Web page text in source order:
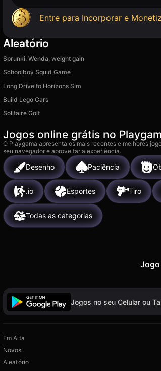
Entre para Incorporar e
Aleatório
Sprunki: Wenda, weight gain
Schoolboy Squid Game
Long Drive to Horizons Sim
Build Lego Cars
Solitaire Golf
Jogos online grátis no
O Playgama apresenta os mais recentes e melhores
seu navegador e aproveitar a experiência.
Desenho Paciência
.io Esportes Tiro
Todas as categorias
Jogos no seu Celular ou
Em Alta
Novos
Aleatório